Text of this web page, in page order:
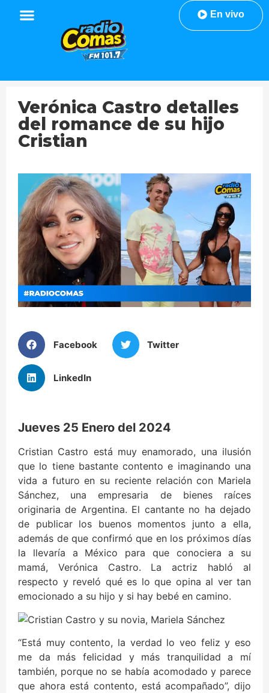
En vivo
Verónica Castro detalles
del romance de su hijo
Cristian
Facebook Twitter
LinkedIn
Jueves 25 Enero del 2024
Cristian Castro está muy enamorado, una ilusión
que lo tiene bastante contento e imaginando una
vida a futuro en su reciente relación con Mariela
Sánchez, una empresaria de bienes raíces
originaria de Argentina. El cantante no ha dejado
de publicar los buenos momentos junto a ella,
además de que confirmó que en los próximos días
la llevaría a México para que conociera a su
mamá, Verónica Castro. La actriz habló al
respecto y reveló qué es lo que opina al ver tan
emocionado a su hijo y si hay bebé en camino.
“Está muy contento, la verdad lo veo feliz y eso
me da más felicidad y más tranquilidad a mí
también, porque no se había acomodado y parece
que ahora está contento, está acompañado”, dijo